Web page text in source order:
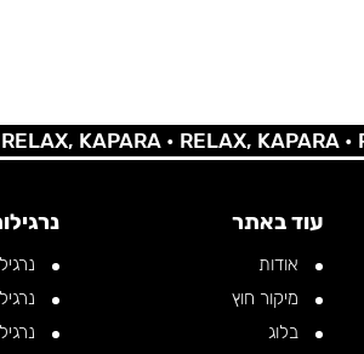
KAPARA •RELAX, KAPARA •
עוד באתר
אודות
מיקור חוץ
בלוג